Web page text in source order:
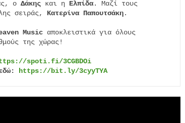
ο Δάκης και η Ελπίδα. Μαζί τους
σειράς, Κατερίνα Παπουτσάκη.
Music αποκλειστικά για όλους
της χώρας!
spoti.fi/3CGBDOi
https://bit.ly/3cyyTYA